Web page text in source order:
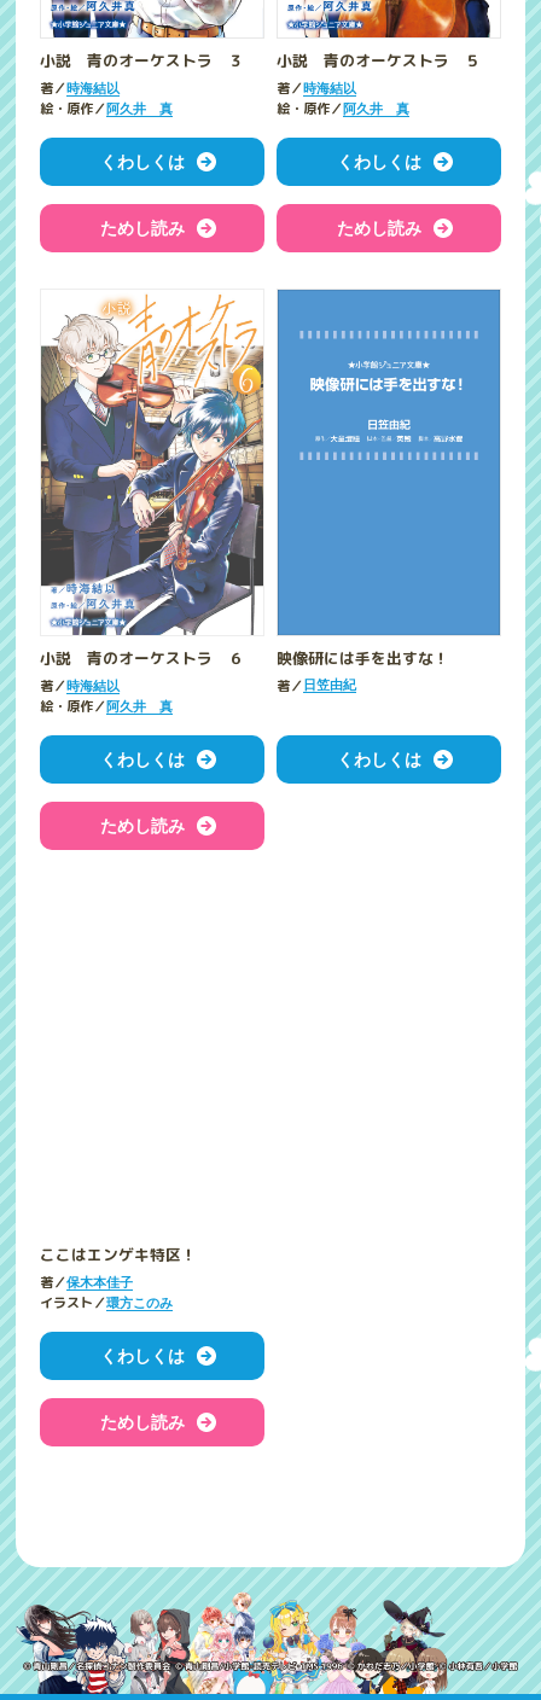
小説 青のオーケストラ ３
著／時海結以
絵・原作／阿久井 真
くわしくは
ためし読み
小説 青のオーケストラ ５
著／時海結以
絵・原作／阿久井 真
くわしくは
ためし読み
小説 青のオーケストラ ６
著／時海結以
絵・原作／阿久井 真
くわしくは
ためし読み
映像研には手を出すな！
著／ 日笠由紀
くわしくは
ここはエンゲキ特区！
著／保木本佳子
イラスト／環方このみ
くわしくは
ためし読み